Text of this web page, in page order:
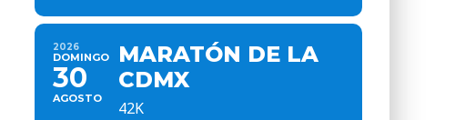
2026
DOMINGO
30
AGOSTO
MARATÓN DE LA
CDMX
42K